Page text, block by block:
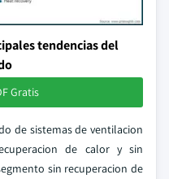
tendencias del
Gratis
de sistemas de ventilacion
de calor y sin
sin recuperacion de